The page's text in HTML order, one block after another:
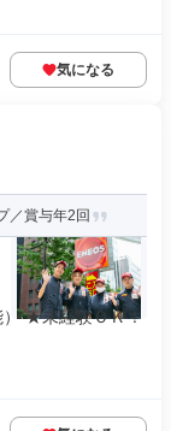
気になる
／賞与年2回
★未経験ＯＫ！